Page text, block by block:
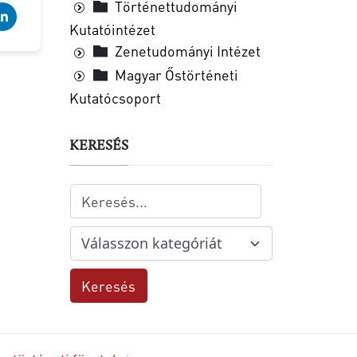
Történettudományi
Kutatóintézet
Zenetudományi Intézet
Magyar Őstörténeti
Kutatócsoport
KERESÉS